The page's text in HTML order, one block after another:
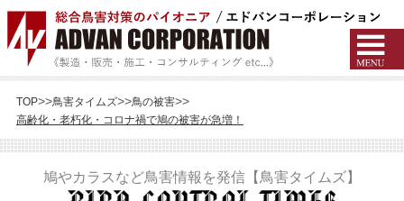
TOP 鳥害タイムズ
鳥の被害
高齢化・老朽化・コロナ禍で鳩の被害が急増！
鳩やカラスなど鳥害情報を発信【鳥害タイムズ】